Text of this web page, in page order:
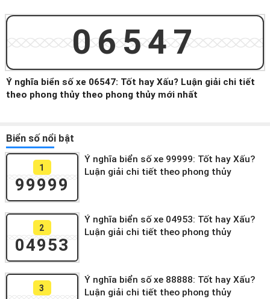
06547
Ý nghĩa biển số xe 06547: Tốt hay Xấu? Luận giải chi tiết
theo phong thủy theo phong thủy mới nhất
Biển số nổi bật
1
99999
Ý nghĩa biển số xe 99999: Tốt hay Xấu?
Luận giải chi tiết theo phong thủy
2
04953
Ý nghĩa biển số xe 04953: Tốt hay Xấu?
Luận giải chi tiết theo phong thủy
3
Ý nghĩa biển số xe 88888: Tốt hay Xấu?
Luận giải chi tiết theo phong thủy